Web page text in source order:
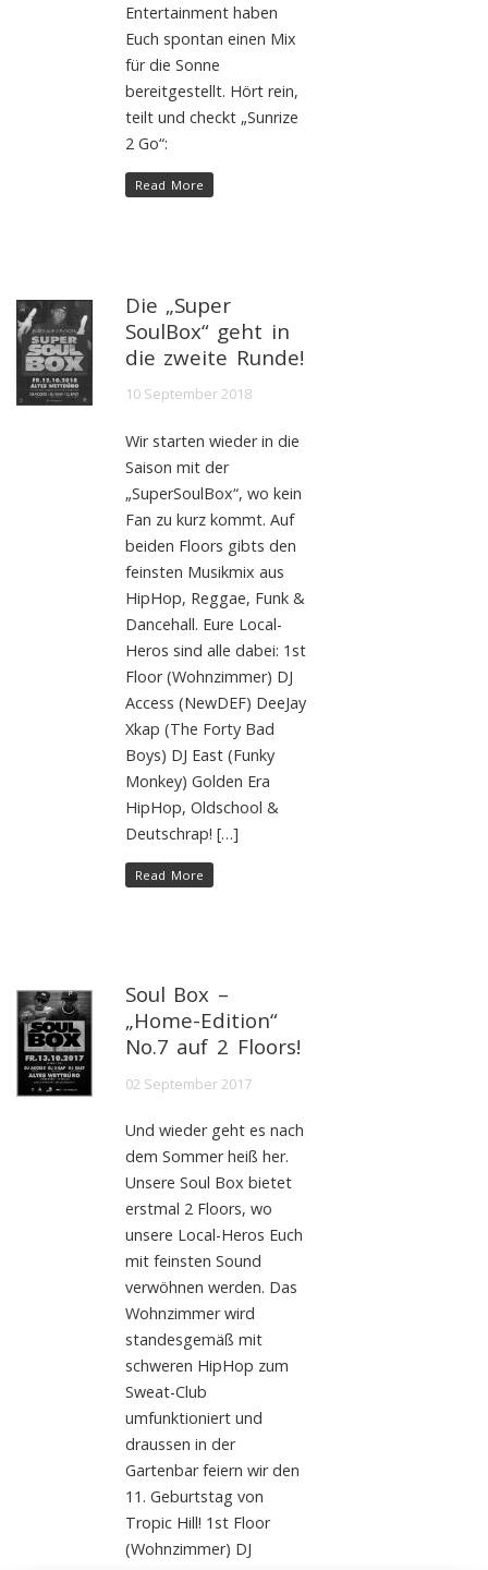
Entertainment haben
Euch spontan einen Mix
für die Sonne
bereitgestellt. Hört rein,
teilt und checkt „Sunrize
2 Go“:
Read More
Die „Super
SoulBox“ geht in
die zweite Runde!
10 September 2018
Wir starten wieder in die
Saison mit der
„SuperSoulBox“, wo kein
Fan zu kurz kommt. Auf
beiden Floors gibts den
feinsten Musikmix aus
HipHop, Reggae, Funk &
Dancehall. Eure Local-
Heros sind alle dabei: 1st
Floor (Wohnzimmer) DJ
Access (NewDEF) DeeJay
Xkap (The Forty Bad
Boys) DJ East (Funky
Monkey) Golden Era
HipHop, Oldschool &
Deutschrap! […]
Read More
Soul Box –
„Home-Edition“
No.7 auf 2 Floors!
02 September 2017
Und wieder geht es nach
dem Sommer heiß her.
Unsere Soul Box bietet
erstmal 2 Floors, wo
unsere Local-Heros Euch
mit feinsten Sound
verwöhnen werden. Das
Wohnzimmer wird
standesgemäß mit
schweren HipHop zum
Sweat-Club
umfunktioniert und
draussen in der
Gartenbar feiern wir den
11. Geburtstag von
Tropic Hill! 1st Floor
(Wohnzimmer) DJ